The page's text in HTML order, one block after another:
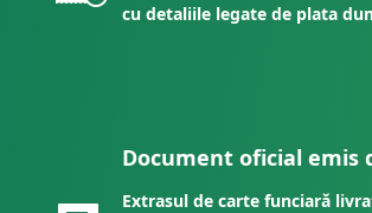
cu detaliile legate de plata
Document oficial emis
Extrasul de carte funciară